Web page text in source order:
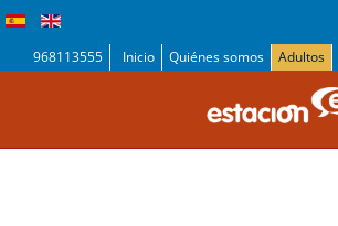
968113555 Inicio Quiénes somos Adultos